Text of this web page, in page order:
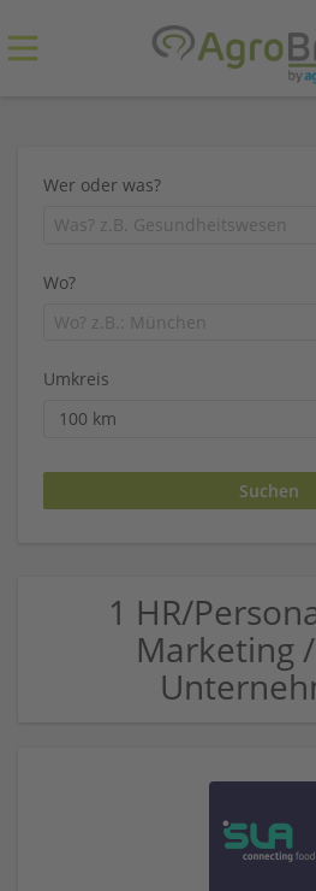
Wer oder was?
Wo?
Umkreis
1 HR/
Marketing